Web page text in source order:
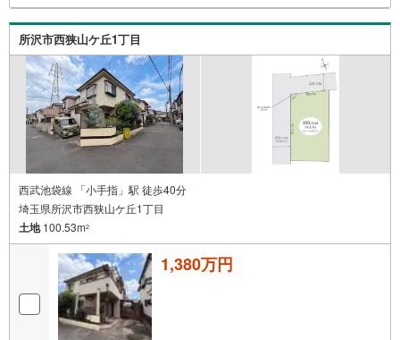
所沢市西狭山ケ丘1丁目
西武池袋線 「小手指」駅 徒歩40分
埼玉県所沢市西狭山ケ丘1丁目
土地100.53m2
1,380万円